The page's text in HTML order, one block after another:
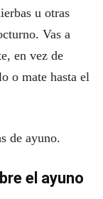
u otras
Vas a
en vez de
o mate hasta el
de ayuno.
el ayuno